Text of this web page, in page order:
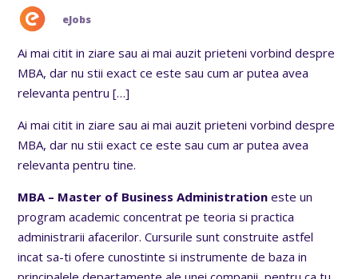
eJobs
Ai mai citit in ziare sau ai mai auzit prieteni vorbind despre
MBA, dar nu stii exact ce este sau cum ar putea avea
relevanta pentru […]
Ai mai citit in ziare sau ai mai auzit prieteni vorbind despre
MBA, dar nu stii exact ce este sau cum ar putea avea
relevanta pentru tine.
MBA – Master of Business Administrationeste un
program academic concentrat pe teoria si practica
administrarii afacerilor. Cursurile sunt construite astfel
incat sa-ti ofere cunostinte si instrumente de baza in